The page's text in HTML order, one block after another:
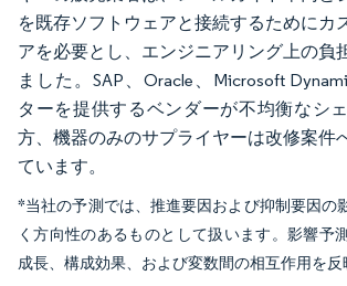
を既存ソフトウェアと接続するためにカ
アを必要とし、エンジニアリング上の負
ました。SAP、Oracle、Microsoft
ターを提供するベンダーが不均衡なシ
方、機器のみのサプライヤーは改修案件
ています。
*当社の予測では、推進要因および抑制要因の
く方向性のあるものとして扱います。影響予
成長、構成効果、および変数間の相互作用を反